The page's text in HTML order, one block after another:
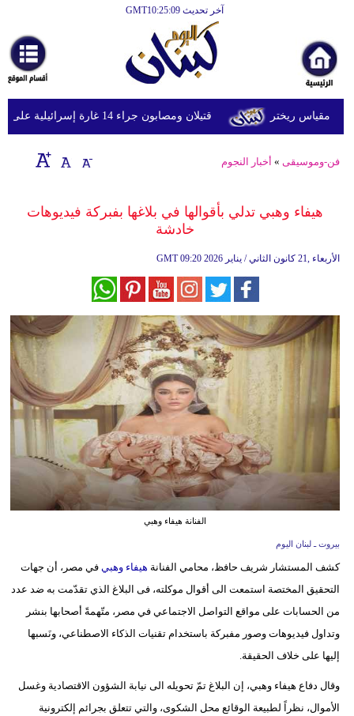
آخر تحديث GMT10:25:09
أخبارعاجلة
رياضة
ثقافة
إقتصاد
وموسيقى
سياحة
وسفر
ديكور
أخبار
تعليم
أزياء
إسلامية
علوم
بيئة
قتيلان ومصابون جراء 14 غارة إسرائيلية على شرق وجنوب لبنان
فن-وموسيقى » أخبار النجوم
هيفاء وهبي تدلي بأقوالها في بلاغها بفبركة فيديوهات
خادشة
GMT 09:20 2026 الأربعاء ,21 كانون الثاني / يناير
الفنانة هيفاء وهبي
بيروت ـ لبنان اليوم
كشف المستشار شريف حافظ، محامي الفنانة هيفاء وهبيفي مصر، أن جهات
التحقيق المختصة استمعت الى أقوال موكلته، فى البلاغ الذي تقدّمت به ضد عدد
من الحسابات على مواقع التواصل الاجتماعي في مصر، متّهمةً أصحابها بنشر
وتداول فيديوهات وصور مفبركة باستخدام تقنيات الذكاء الاصطناعي، ونَسبها
إليها على خلاف الحقيقة.
وقال دفاع هيفاء وهبي، إن البلاغ تمّ تحويله الى نيابة الشؤون الاقتصادية وغسل
الأموال، نظراً لطبيعة الوقائع محل الشكوى، والتي تتعلق بجرائم إلكترونية